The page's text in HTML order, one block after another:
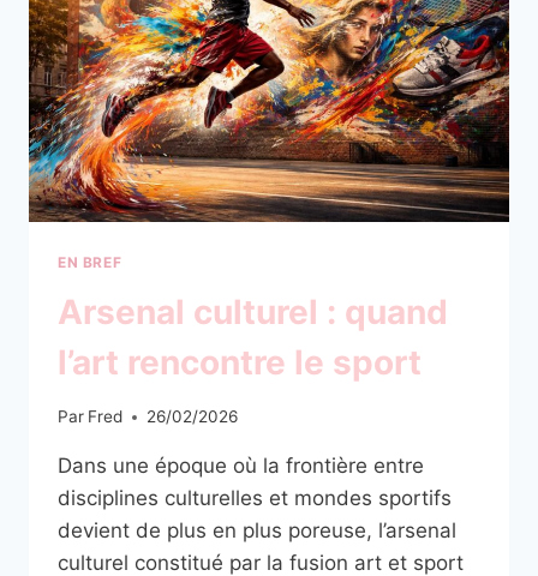
INOUBLIABLE
EN BREF
Arsenal culturel : quand
l’art rencontre le sport
Par Fred 26/02/2026
Dans une époque où la frontière entre
disciplines culturelles et mondes sportifs
devient de plus en plus poreuse, l’arsenal
culturel constitué par la fusion art et sport